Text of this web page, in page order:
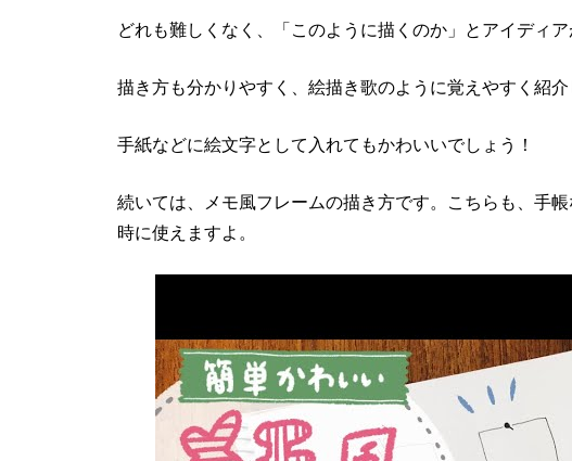
どれも難しくなく、「このように描くのか」とアイディ
描き方も分かりやすく、絵描き歌のように覚えやすく紹介
手紙などに絵文字として入れてもかわいいでしょう！
続いては、メモ風フレームの描き方です。こちらも、手
時に使えますよ。